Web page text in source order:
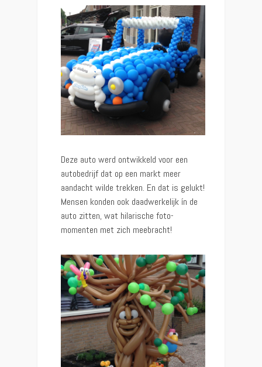
Deze auto werd ontwikkeld voor een
autobedrijf dat op een markt meer
aandacht wilde trekken. En dat is gelukt!
Mensen konden ook daadwerkelijk ín de
auto zitten, wat hilarische foto-
momenten met zich meebracht!